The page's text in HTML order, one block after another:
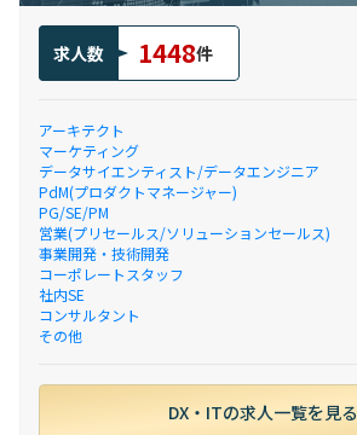
求人数 1448件
アーキテクト
マーケティング
データサイエンティスト/データエンジニア
PdM(プロダクトマネージャー)
PG/SE/PM
営業(プリセールス/ソリューションセールス)
事業開発・技術開発
コーポレートスタッフ
社内SE
コンサルタント
その他
DX・ITの求人一覧を見る